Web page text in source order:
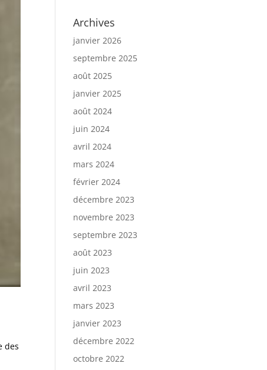
des
Archives
janvier 2026
septembre 2025
août 2025
janvier 2025
août 2024
juin 2024
avril 2024
mars 2024
février 2024
décembre 2023
novembre 2023
septembre 2023
août 2023
juin 2023
avril 2023
mars 2023
janvier 2023
décembre 2022
octobre 2022